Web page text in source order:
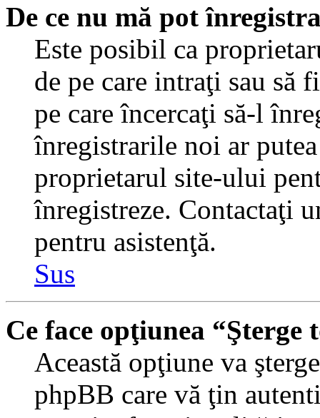
De ce nu mă pot
Este posibil ca
de pe care intraţi sau să
pe care încercaţi să-l
înregistrarile noi ar
proprietarul site-ului
înregistreze. Contactaţi
pentru asistenţă.
Sus
Ce face opţiunea
Această opţiune va
phpBB care vă ţin